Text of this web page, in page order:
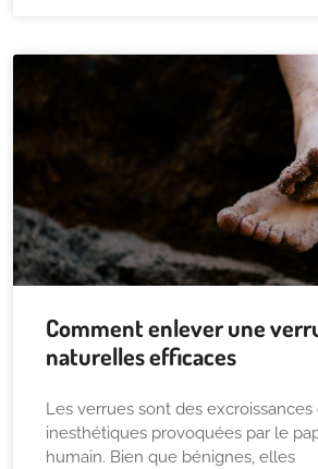
Comment enlever une
naturelles efficaces
Les verrues sont des
inesthétiques provoquées par le
humain. Bien que bénignes, elles